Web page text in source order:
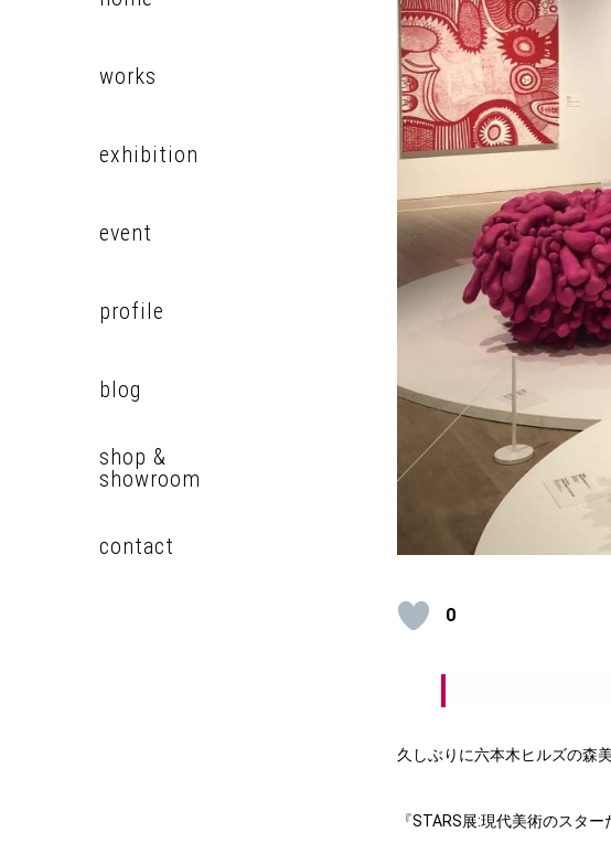
works
exhibition
event
profile
blog
shop &
showroom
contact
0
久しぶりに六本木ヒルズの森美
『STARS展:現代美術のスター